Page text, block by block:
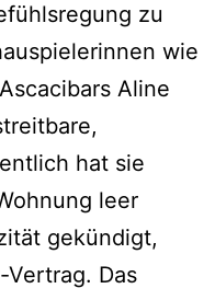
zu
wie
Aline
hat sie
leer
gekündigt,
Das